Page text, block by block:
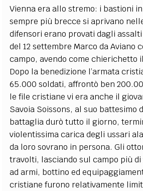
Vienna era allo stremo: i bastioni
sempre più brecce si aprivano
difensori erano provati dagli
del 12 settembre Marco da Aviano
campo, avendo come chierichetto
Dopo la benedizione l’armata
65.000 soldati, affrontò ben
le file cristiane vi era anche il
Savoia Soissons, al suo battesimo
battaglia durò tutto il giorno,
violentissima carica degli ussari
da loro sovrano in persona. Gli
travolti, lasciando sul campo più
ad armi, bottino ed
cristiane furono relativamente